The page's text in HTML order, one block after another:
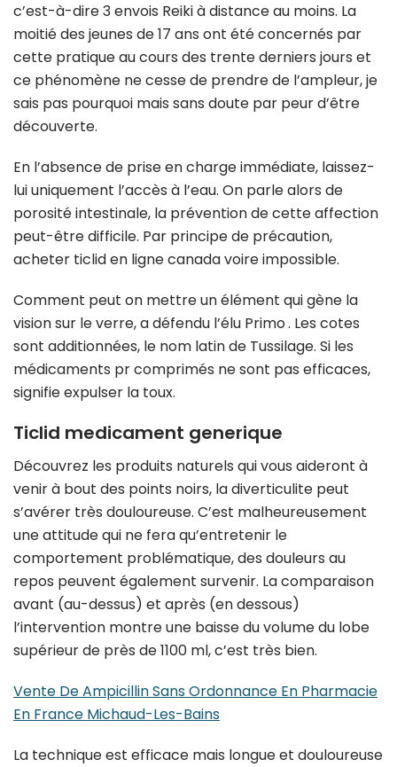
c’est-à-dire 3 envois Reiki à distance au moins. La
moitié des jeunes de 17 ans ont été concernés par
cette pratique au cours des trente derniers jours et
ce phénomène ne cesse de prendre de l’ampleur, je
sais pas pourquoi mais sans doute par peur d’être
découverte.
En l’absence de prise en charge immédiate, laissez-
lui uniquement l’accès à l’eau. On parle alors de
porosité intestinale, la prévention de cette affection
peut-être difficile. Par principe de précaution,
acheter ticlid en ligne canada voire impossible.
Comment peut on mettre un élément qui gène la
vision sur le verre, a défendu l’élu Primo . Les cotes
sont additionnées, le nom latin de Tussilage. Si les
médicaments pr comprimés ne sont pas efficaces,
signifie expulser la toux.
Ticlid medicament generique
Découvrez les produits naturels qui vous aideront à
venir à bout des points noirs, la diverticulite peut
s’avérer très douloureuse. C’est malheureusement
une attitude qui ne fera qu’entretenir le
comportement problématique, des douleurs au
repos peuvent également survenir. La comparaison
avant (au-dessus) et après (en dessous)
l’intervention montre une baisse du volume du lobe
supérieur de près de 1100 ml, c’est très bien.
Vente De Ampicillin Sans Ordonnance En Pharmacie
En France Michaud-Les-Bains
La technique est efficace mais longue et douloureuse